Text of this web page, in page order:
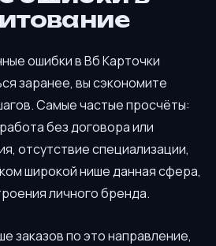
ошибки в Вб Карточки
заранее, вы сэкономите
Самые частые просчёты:
без договора или
отсутствие специализации,
широкой нише данная сфера,
личного бренда.
заказов по это направление,